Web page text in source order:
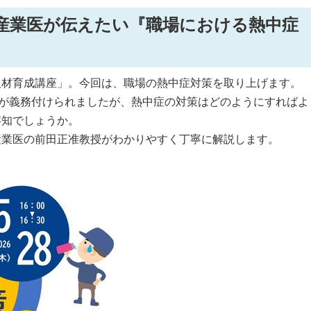
業医が伝えたい『職場における熱中症
育成講座」。今回は、職場の熱中症対策を取り上げます。
務付けられましたが、熱中症の対策はどのようにすればよ
でしょうか。
医の前田正准教授がわかりやすく丁寧に解説します。